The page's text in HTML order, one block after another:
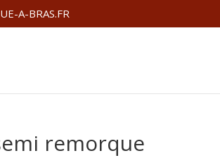
A-BRAS.FR
remorque